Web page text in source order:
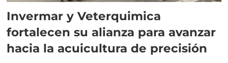
Invermar y Veterquimica
fortalecen su alianza para avanzar
hacia la acuicultura de precisión